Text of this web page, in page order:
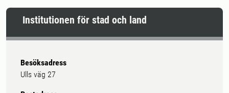
Institutionen för stad och land
Besöksadress
Ulls väg 27